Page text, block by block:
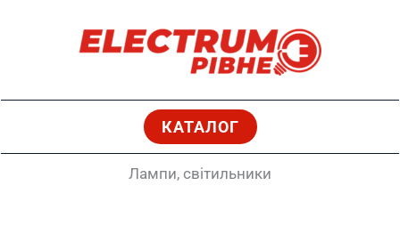
КАТАЛОГ
Лампи, світильники